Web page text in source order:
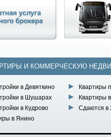
И КОММЕРЧЕСКУЮ
в Девяткино
в Шушарах
в Кудрово
в Янино
Квартиры
Квартиры
Сдаются в